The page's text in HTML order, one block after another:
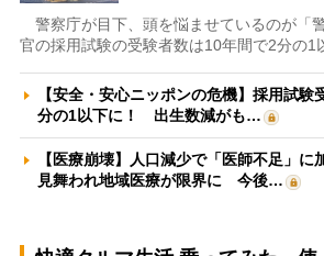
警察庁が目下、頭を悩ませているのが「
官の採用試験の受験者数は10年間で2分の1
【安全・安心ニッポンの危機】採用試験
分の1以下に！ 出生数減がも…
【医療崩壊】人口減少で「医師不足」に
見舞われ地域医療が限界に 今後…